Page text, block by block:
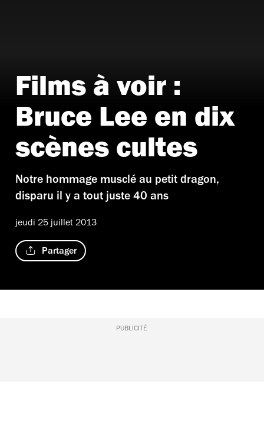
Films à voir :
Bruce Lee en dix
scènes cultes
Notre hommage musclé au petit dragon,
disparu il y a tout juste 40 ans
jeudi 25 juillet 2013
Partager
PUBLICITÉ